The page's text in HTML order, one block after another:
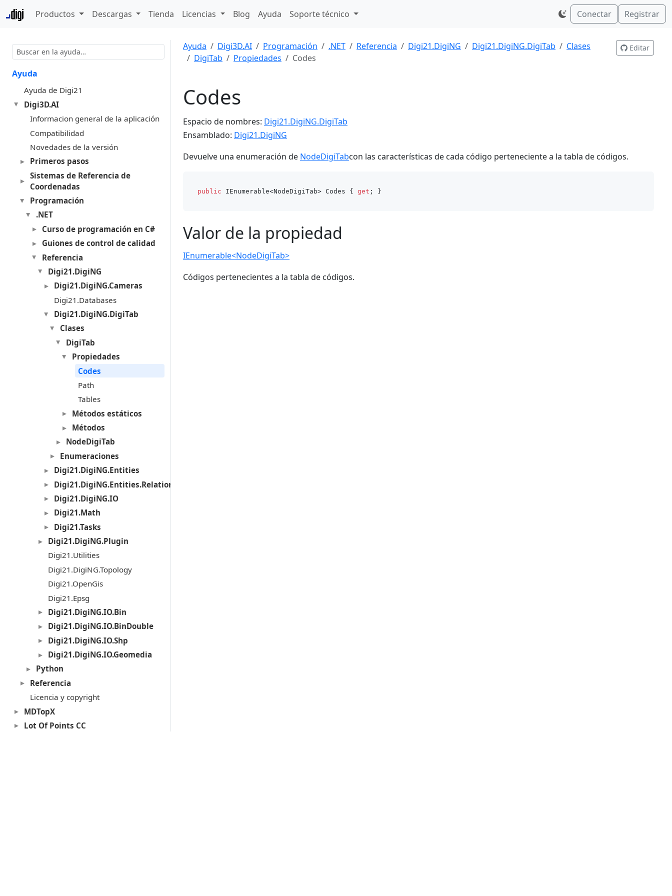
Productos Descargas Tienda Licencias Blog Ayuda Soporte técnico Conectar Registrar
Ayuda
Ayuda de Digi21
Digi3D.AI
Informacion general de la aplicación
Compatibilidad
Novedades de la versión
Primeros pasos
Sistemas de Referencia de
Coordenadas
Programación
.NET
Curso de programación en C#
Guiones de control de calidad
Referencia
Digi21.DigiNG
Digi21.DigiNG.Cameras
Digi21.Databases
Digi21.DigiNG.DigiTab
Clases
DigiTab
Propiedades
Codes
Path
Tables
Métodos estáticos
Métodos
NodeDigiTab
Enumeraciones
Digi21.DigiNG.Entities
Digi21.DigiNG.Entities.Relations
Digi21.DigiNG.IO
Digi21.Math
Digi21.Tasks
Digi21.DigiNG.Plugin
Digi21.Utilities
Digi21.DigiNG.Topology
Digi21.OpenGis
Digi21.Epsg
Digi21.DigiNG.IO.Bin
Digi21.DigiNG.IO.BinDouble
Digi21.DigiNG.IO.Shp
Digi21.DigiNG.IO.Geomedia
Python
Referencia
Licencia y copyright
MDTopX
Lot Of Points CC
Ayuda Digi3D.AI Programación .NET Referencia Digi21.DigiNG Digi21.DigiNG.DigiTab
Clases
DigiTab
Propiedades Codes
Editar
Codes
Espacio de nombres: Digi21.DigiNG.DigiTab
Ensamblado: Digi21.DigiNG
Devuelve una enumeración de NodeDigiTabcon las características de cada código perteneciente a la tabla de códigos.
public IEnumerable<NodeDigiTab> Codes { get
Valor de la propiedad
IEnumerable<NodeDigiTab>
Códigos pertenecientes a la tabla de códigos.